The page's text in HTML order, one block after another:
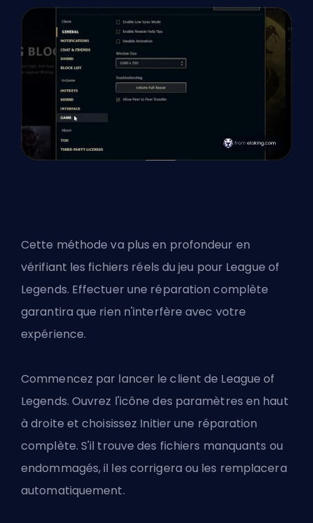
Cette méthode va plus en profondeur en
vérifiant les fichiers réels du jeu pour League of
Legends. Effectuer une réparation complète
garantira que rien n'interfère avec votre
expérience.
Commencez par lancer le client de League of
Legends. Ouvrez l'icône des paramètres en haut
à droite et choisissez Initier une réparation
complète. S'il trouve des fichiers manquants ou
endommagés, il les corrigera ou les remplacera
automatiquement.